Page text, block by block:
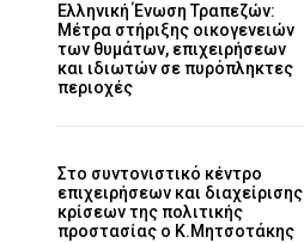
Ελληνική Ένωση Τραπεζών:
Μέτρα στήριξης οικογενειών
των θυμάτων, επιχειρήσεων
και ιδιωτών σε πυρόπληκτες
περιοχές
Στο συντονιστικό κέντρο
επιχειρήσεων και διαχείρισης
κρίσεων της πολιτικής
προστασίας ο Κ.Μητσοτάκης